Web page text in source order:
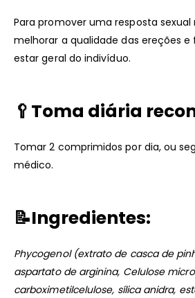
Para promover uma resposta
melhorar a qualidade das ereções
estar geral do indivíduo.
🥄 Toma diária
Tomar 2 comprimidos por dia, ou
médico.
📝Ingredientes:
Phycogenol (extrato de casca de
aspartato de arginina, Celulose
carboximetilcelulose, sílica anidra,